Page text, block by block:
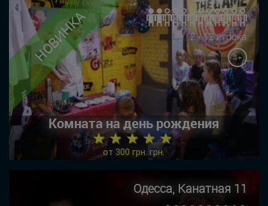
НОВИНКА 2 - 12 игрока
4+
Комната на день рождения
★ ★ ★ ★ ★
от 300 грн. грн.
Одесса, Канатная 11